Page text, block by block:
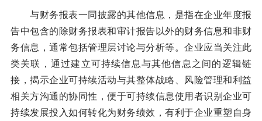
与财务报表一同披露的其他信息，是指在企业年度报
告中包含的除财务报表和审计报告以外的财务信息和非财
务信息，通常包括管理层讨论与分析等。企业应当关注此
类关联，通过建立可持续信息与其他信息之间的逻辑链
接，揭示企业可持续活动与其整体战略、风险管理和利益
相关方沟通的协同性，便于可持续信息使用者识别企业可
持续发展投入如何转化为财务绩效，有利于企业重塑自身